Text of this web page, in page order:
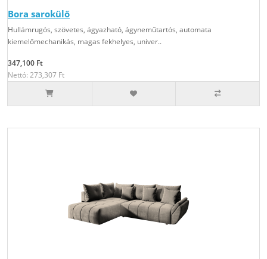
Bora sarokülő
Hullámrugós, szövetes, ágyazható, ágyneműtartós, automata
kiemelőmechanikás, magas fekhelyes, univer..
347,100 Ft
Nettó: 273,307 Ft